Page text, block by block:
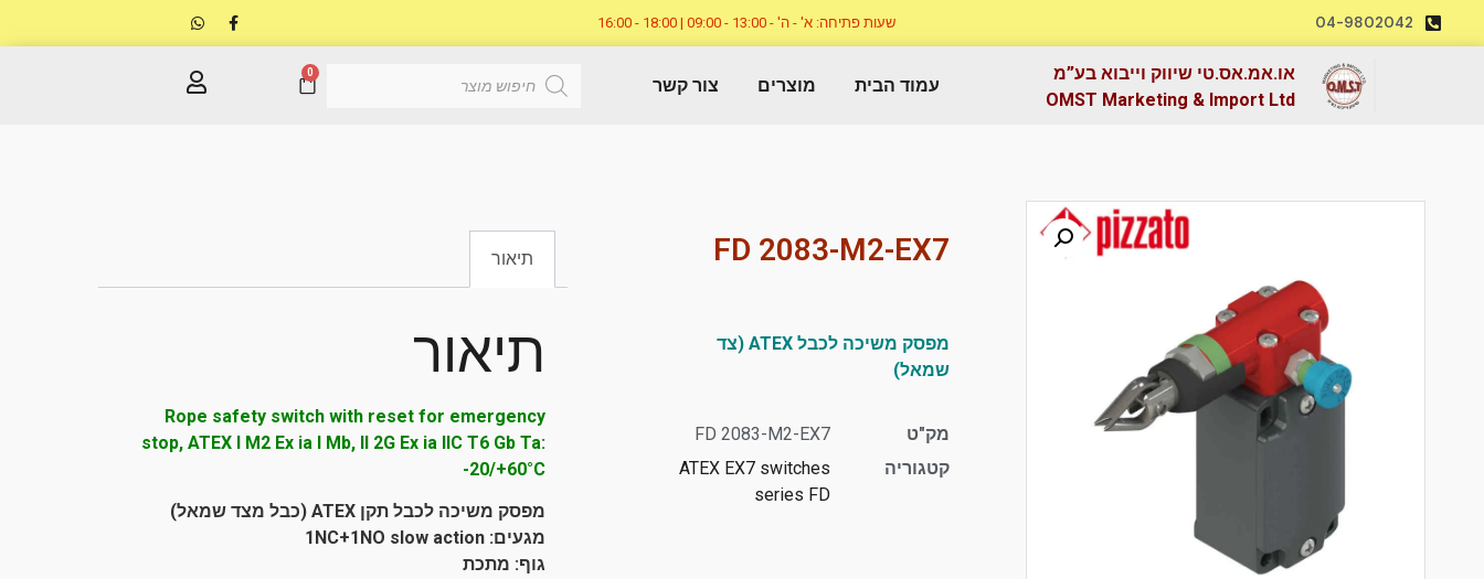
04-9802042 שעות פתיחה: א' - ה' - 13:00 - 09:00 | 18:00 - 16:00
או.אמ.אס.טי שיווק וייבוא בע”מ
OMST Marketing & Import Ltd
עמוד הבית מוצרים צור קשר
0
FD 2083-M2-EX7
מפסק משיכה לכבל ATEX (צד
שמאל)
מק"ט
FD 2083-M2-EX7
קטגוריה
ATEX EX7 switches
series FD
תיאור
תיאור
Rope safety switch with reset for emergency
stop, ATEX I M2 Ex ia I Mb, II 2G Ex ia IIC T6 Gb Ta:
-20/+60°C
מפסק משיכה לכבל תקן ATEX (כבל מצד שמאל)
מגעים: 1NC+1NO slow action
גוף: מתכת